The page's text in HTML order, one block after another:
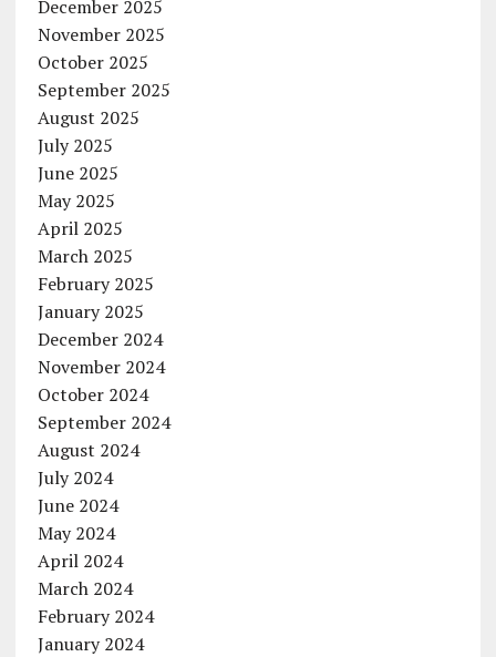
December 2025
November 2025
October 2025
September 2025
August 2025
July 2025
June 2025
May 2025
April 2025
March 2025
February 2025
January 2025
December 2024
November 2024
October 2024
September 2024
August 2024
July 2024
June 2024
May 2024
April 2024
March 2024
February 2024
January 2024